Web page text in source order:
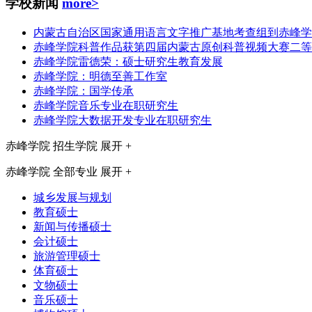
学校新闻 more>
内蒙古自治区国家通用语言文字推广基地考查组到赤峰
赤峰学院科普作品获第四届内蒙古原创科普视频大赛二
赤峰学院雷德荣：硕士研究生教育发展
赤峰学院：明德至善工作室
赤峰学院：国学传承
赤峰学院音乐专业在职研究生
赤峰学院大数据开发专业在职研究生
赤峰学院 招生学院 展开 +
赤峰学院 全部专业 展开 +
城乡发展与规划
教育硕士
新闻与传播硕士
会计硕士
旅游管理硕士
体育硕士
文物硕士
音乐硕士